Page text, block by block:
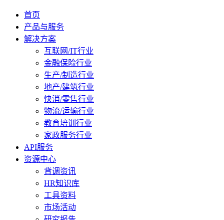
首页
产品与服务
解决方案
互联网/IT行业
金融保险行业
生产/制造行业
地产/建筑行业
快消/零售行业
物流/运输行业
教育培训行业
家政服务行业
API服务
资源中心
背调资讯
HR知识库
工具资料
市场活动